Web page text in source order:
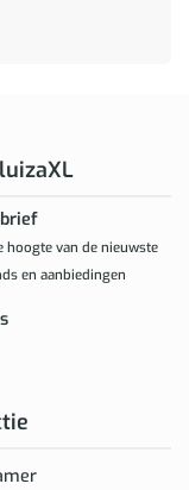
hoogte van de nieuwste
en aanbiedingen